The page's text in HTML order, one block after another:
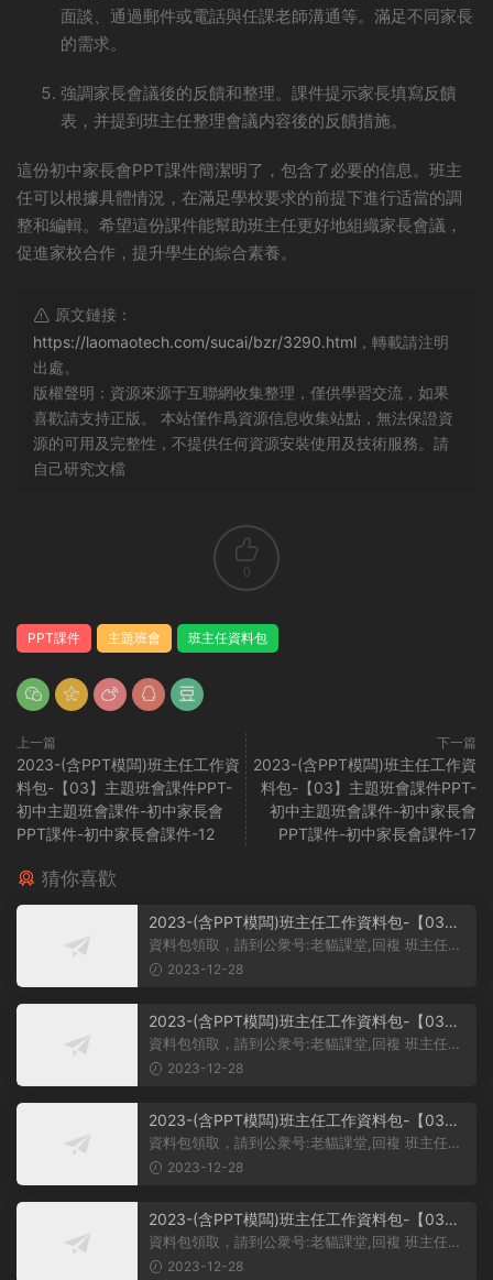
面談、通過郵件或電話與任課老師溝通等。滿足不同家長
的需求。
強調家長會議後的反饋和整理。課件提示家長填寫反饋
表，并提到班主任整理會議内容後的反饋措施。
這份初中家長會PPT課件簡潔明了，包含了必要的信息。班主
任可以根據具體情況，在滿足學校要求的前提下進行适當的調
整和編輯。希望這份課件能幫助班主任更好地組織家長會議，
促進家校合作，提升學生的綜合素養。
原文鏈接：
https://laomaotech.com/sucai/bzr/3290.html ，轉載請注明
出處。
版權聲明：資源來源于互聯網收集整理，僅供學習交流，如果
喜歡請支持正版。 本站僅作爲資源信息收集站點，無法保證資
源的可用及完整性，不提供任何資源安裝使用及技術服務。請
自己研究文檔
0
PPT課件 主題班會 班主任資料包
上一篇
2023-(含PPT模闆)班主任工作資
料包-【03】主題班會課件PPT-
初中主題班會課件-初中家長會
PPT課件-初中家長會課件-12
下一篇
2023-(含PPT模闆)班主任工作資
料包-【03】主題班會課件PPT-
初中主題班會課件-初中家長會
PPT課件-初中家長會課件-17
猜你喜歡
2023-(含PPT模闆)班主任工作資料包-【03】
主題班會課件PPT-初中主題班會課件-學習雷鋒
主題班會PPT課件-學習雷鋒PPT系列-017
資料包領取，請到公衆号:老貓課堂,回複 班主任。
大家好，今天我給大家帶來...
2023-12-28
2023-(含PPT模闆)班主任工作資料包-【03】
主題班會課件PPT-初中主題班會課件-學習雷鋒
主題班會PPT課件-學習雷鋒PPT系列-016
資料包領取，請到公衆号:老貓課堂,回複 班主任。
大家好，今天我們的班會主...
2023-12-28
2023-(含PPT模闆)班主任工作資料包-【03】
主題班會課件PPT-初中主題班會課件-學習雷鋒
主題班會PPT課件-學習雷鋒PPT系列-015
資料包領取，請到公衆号:老貓課堂,回複 班主任。
【03】班主任工作資料包-...
2023-12-28
2023-(含PPT模闆)班主任工作資料包-【03】
主題班會課件PPT-初中主題班會課件-學習雷鋒
主題班會PPT課件-學習雷鋒PPT系列-014
資料包領取，請到公衆号:老貓課堂,回複 班主任。
【03】初中主題班會課件PP...
2023-12-28